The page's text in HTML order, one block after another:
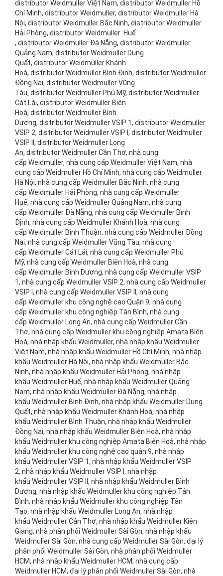
distributor Weidmuller Việt Nam, distributor Weidmuller Hồ
Chí Minh, distributor Weidmuller, distributor Weidmuller Hà
Nội, distributor Weidmuller Bắc Ninh, distributor Weidmuller
Hải Phòng, distributor Weidmuller Huế
, distributor Weidmuller Đà Nẵng, distributor Weidmuller
Quảng Nam, distributor Weidmuller Dung
Quất, distributor Weidmuller Khánh
Hoà, distributor Weidmuller Bình Định, distributor Weidmuller
Đồng Nai, distributor Weidmuller Vũng
Tàu, distributor Weidmuller Phú Mỹ, distributor Weidmuller
Cát Lái, distributor Weidmuller Biên
Hoà, distributor Weidmuller Bình
Dương, distributor Weidmuller VSIP 1, distributor Weidmuller
VSIP 2, distributor Weidmuller VSIP I, distributor Weidmuller
VSIP II, distributor Weidmuller Long
An, distributor Weidmuller Cần Thơ, nhà cung
cấp Weidmuller, nhà cung cấp Weidmuller Việt Nam, nhà
cung cấp Weidmuller Hồ Chí Minh, nhà cung cấp Weidmuller
Hà Nội, nhà cung cấp Weidmuller Bắc Ninh, nhà cung
cấp Weidmuller Hải Phòng, nhà cung cấp Weidmuller
Huế, nhà cung cấp Weidmuller Quảng Nam, nhà cung
cấp Weidmuller Đà Nẵng, nhà cung cấp Weidmuller Bình
Định, nhà cung cấp Weidmuller Khánh Hoà, nhà cung
cấp Weidmuller Bình Thuận, nhà cung cấp Weidmuller Đồng
Nai, nhà cung cấp Weidmuller Vũng Tàu, nhà cung
cấp Weidmuller Cát Lái, nhà cung cấp Weidmuller Phú
Mỹ, nhà cung cấp Weidmuller Biên Hoà, nhà cung
cấp Weidmuller Bình Dương, nhà cung cấp Weidmuller VSIP
1, nhà cung cấp Weidmuller VSIP 2, nhà cung cấp Weidmuller
VSIP I, nhà cung cấp Weidmuller VSIP II, nhà cung
cấp Weidmuller khu công nghệ cao Quận 9, nhà cung
cấp Weidmuller khu công nghiệp Tân Bình, nhà cung
cấp Weidmuller Long An, nhà cung cấp Weidmuller Cần
Thơ, nhà cung cấp Weidmuller khu công nghiệp Amata Biên
Hoà, nhà nhập khẩu Weidmuller, nhà nhập khẩu Weidmuller
Việt Nam, nhà nhập khẩu Weidmuller Hồ Chí Minh, nhà nhập
khẩu Weidmuller Hà Nội, nhà nhập khẩu Weidmuller Bắc
Ninh, nhà nhập khẩu Weidmuller Hải Phòng, nhà nhập
khẩu Weidmuller Huế, nhà nhập khẩu Weidmuller Quảng
Nam, nhà nhập khẩu Weidmuller Đà Nẵng, nhà nhập
khẩu Weidmuller Bình Định, nhà nhập khẩu Weidmuller Dung
Quất, nhà nhập khẩu Weidmuller Khánh Hoà, nhà nhập
khẩu Weidmuller Bình Thuận, nhà nhập khẩu Weidmuller
Đồng Nai, nhà nhập khẩu Weidmuller Biên Hoà, nhà nhập
khẩu Weidmuller khu công nghiệp Amata Biên Hoà, nhà nhập
khẩu Weidmuller khu công nghệ cao quận 9, nhà nhập
khẩu Weidmuller VSIP 1, nhà nhập khẩu Weidmuller VSIP
2, nhà nhập khẩu Weidmuller VSIP I, nhà nhập
khẩu Weidmuller VSIP II, nhà nhập khẩu Weidmuller Bình
Dương, nhà nhập khẩu Weidmuller khu công nghiệp Tân
Bình, nhà nhập khẩu Weidmuller khu công nghiệp Tân
Tạo, nhà nhập khẩu Weidmuller Long An, nhà nhập
khẩu Weidmuller Cần Thơ, nhà nhập khẩu Weidmuller Kiên
Giang, nhà phân phối Weidmuller Sài Gòn, nhà nhập khẩu
Weidmuller Sài Gòn, nhà cung cấp Weidmuller Sài Gòn, đại lý
phân phối Weidmuller Sài Gòn, nhà phân phối Weidmuller
HCM, nhà nhập khẩu Weidmuller HCM, nhà cung cấp
Weidmuller HCM, đại lý phân phối Weidmuller Sài Gòn, nhà